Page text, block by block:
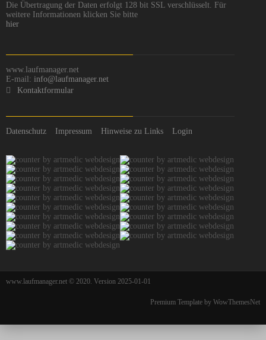
Die Übertragung der Daten erfolgt 128 bit SSL verschlüsselt. Für
weitere Informationen klicken Sie bitte
hier
www.laufmanager.net
E-mail: info@laufmanager.net
Kontaktformular
Datenschutz Impressum Hinweise zu Links Login
www.laufmanager.net © 2020. Version 2025-01-01
Premium Template by WowThemesNet